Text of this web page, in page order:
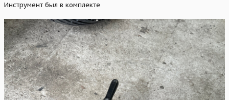
Инструмент был в комплекте